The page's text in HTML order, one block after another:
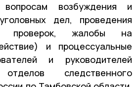
возбуждения и
дел, проведения
проверок, жалобы на
и процессуальные
и руководителей
следственного